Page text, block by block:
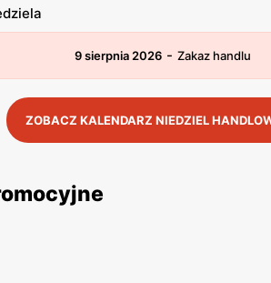
9 sierpnia 2026 - Zakaz handlu
ZOBACZ KALENDARZ NIEDZIEL